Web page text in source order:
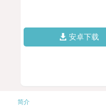
安卓下载
简介